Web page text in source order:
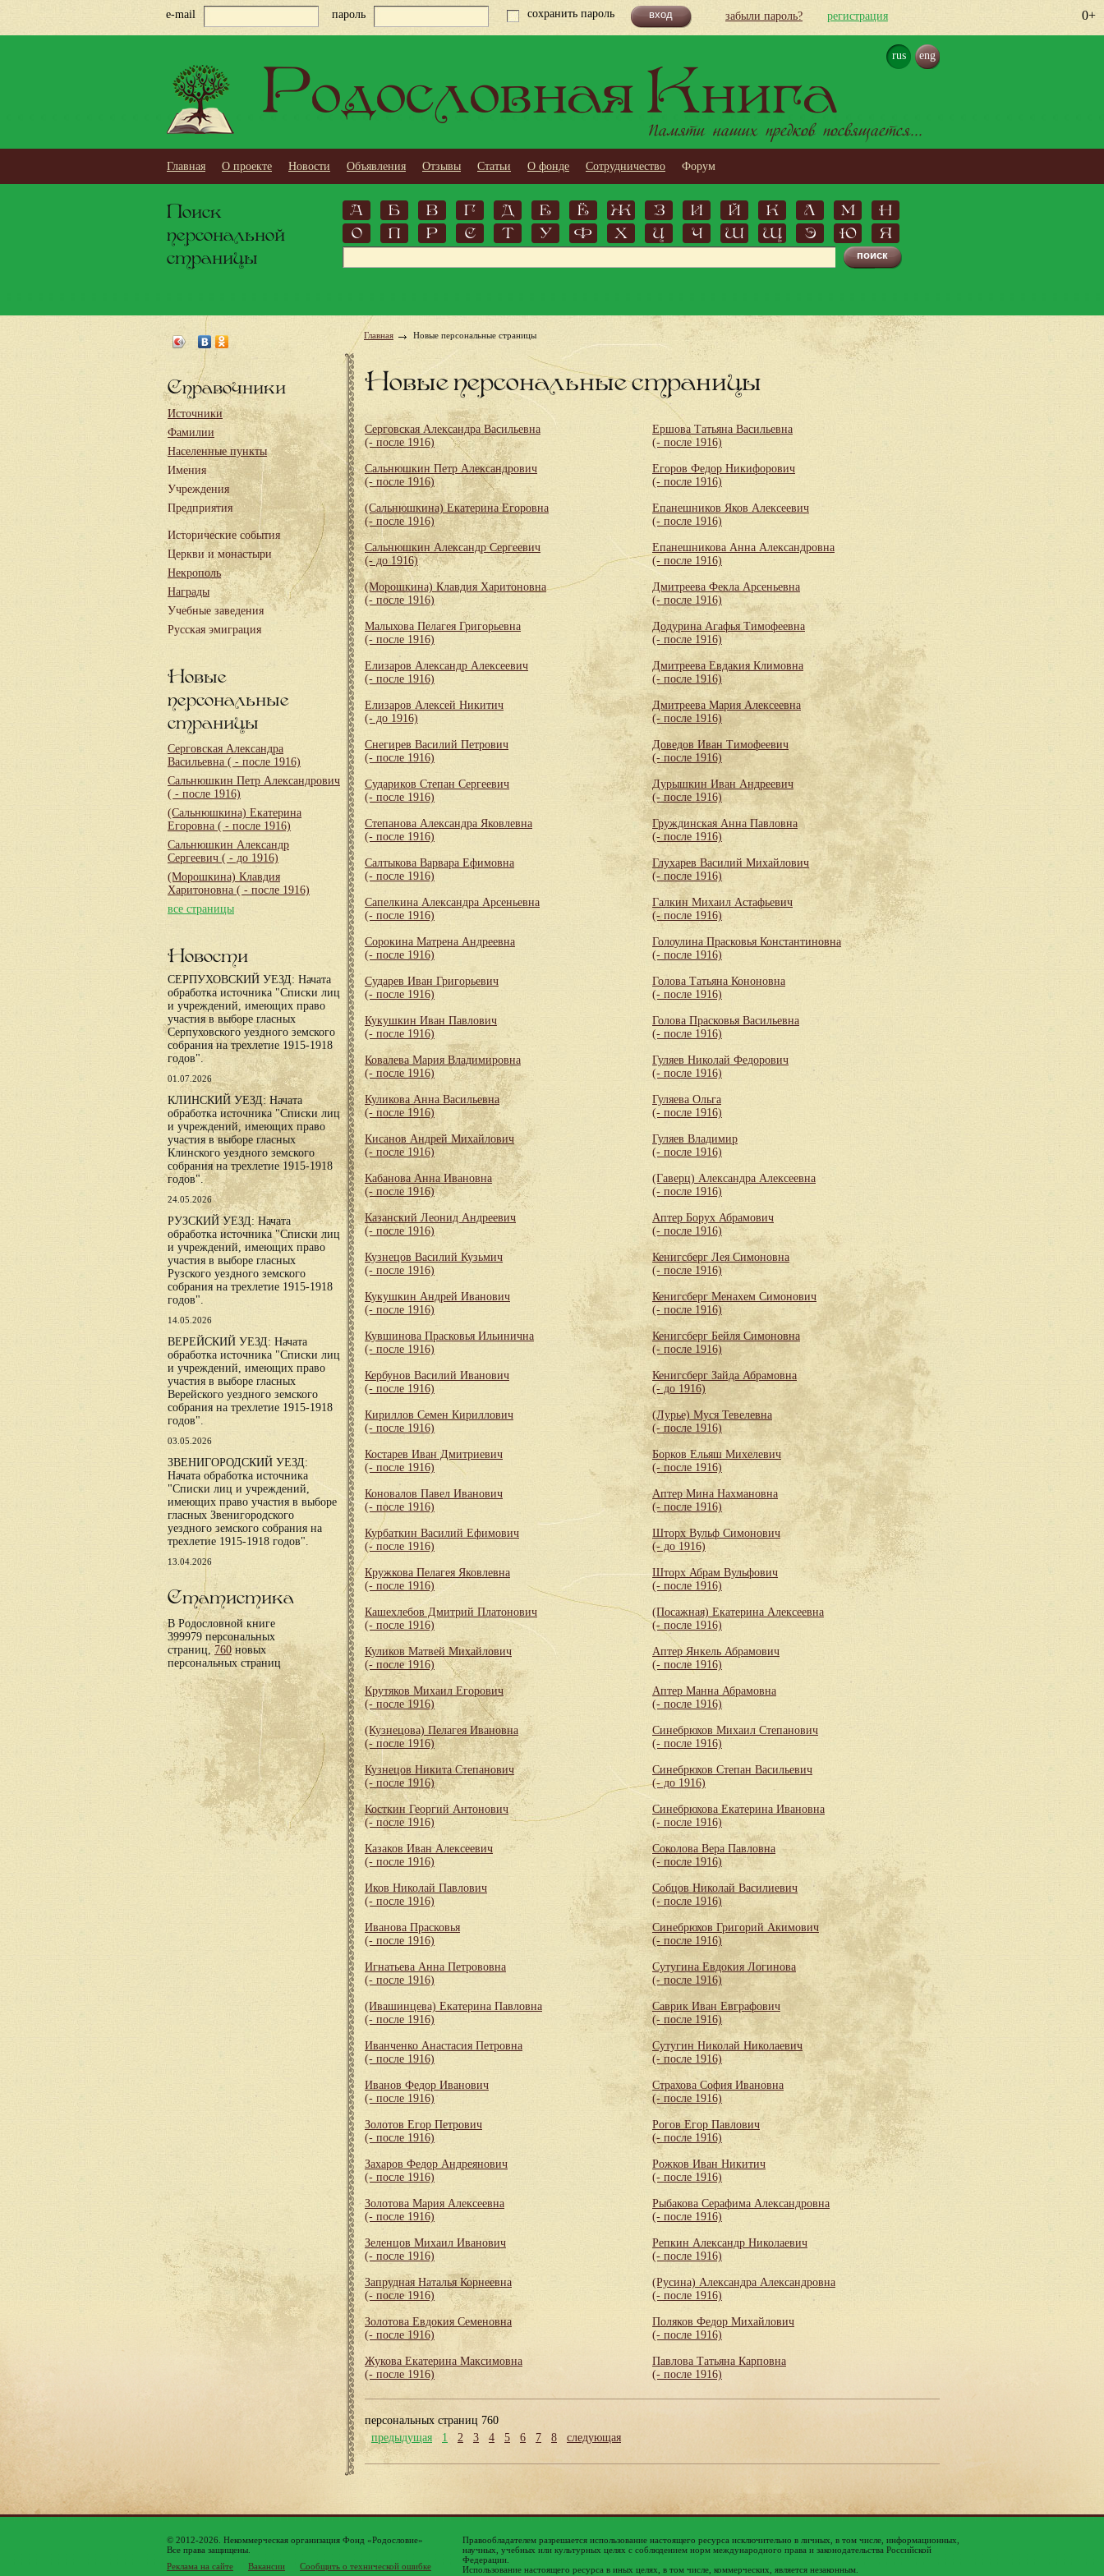
0+
e-mail пароль сохранить пароль забыли пароль? регистрация
rus eng
Родословная Книга
Памяти наших предков посвящается...
Главная О проекте Новости Объявления Отзывы Статьи О фонде Сотрудничество Форум
Поиск
персональной
страницы
А Б В Г Д Е Ё Ж З И Й К Л М
Н
О
П Р С Т У Ф Х Ц Ч Ш Щ Э Ю Я
Справочники
Источники
Фамилии
Населенные пункты
Имения
Учреждения
Предприятия
Исторические события
Церкви и монастыри
Некрополь
Награды
Учебные заведения
Русская эмиграция
Новые
персональные
страницы
Серговская Александра
Васильевна ( - после 1916)
Сальнюшкин Петр Александрович
( - после 1916)
(Сальнюшкина) Екатерина
Егоровна ( - после 1916)
Сальнюшкин Александр
Сергеевич ( - до 1916)
(Морошкина) Клавдия
Харитоновна ( - после 1916)
все страницы
Новости
СЕРПУХОВСКИЙ УЕЗД: Начата
обработка источника "Списки лиц
и учреждений, имеющих право
участия в выборе гласных
Серпуховского уездного земского
собрания на трехлетие 1915-1918
годов".
01.07.2026
КЛИНСКИЙ УЕЗД: Начата
обработка источника "Списки лиц
и учреждений, имеющих право
участия в выборе гласных
Клинского уездного земского
собрания на трехлетие 1915-1918
годов".
24.05.2026
РУЗСКИЙ УЕЗД: Начата
обработка источника "Списки лиц
и учреждений, имеющих право
участия в выборе гласных
Рузского уездного земского
собрания на трехлетие 1915-1918
годов".
14.05.2026
ВЕРЕЙСКИЙ УЕЗД: Начата
обработка источника "Списки лиц
и учреждений, имеющих право
участия в выборе гласных
Верейского уездного земского
собрания на трехлетие 1915-1918
годов".
03.05.2026
ЗВЕНИГОРОДСКИЙ УЕЗД:
Начата обработка источника
"Списки лиц и учреждений,
имеющих право участия в выборе
гласных Звенигородского
уездного земского собрания на
трехлетие 1915-1918 годов".
13.04.2026
Статистика
В Родословной книге
399979 персональных
страниц, 760новых
персональных страниц
Главная Новые персональные страницы
Новые персональные страницы
Серговская Александра Васильевна
(- после 1916)
Сальнюшкин Петр Александрович
(- после 1916)
(Сальнюшкина) Екатерина Егоровна
(- после 1916)
Сальнюшкин Александр Сергеевич
(- до 1916)
(Морошкина) Клавдия Харитоновна
(- после 1916)
Малыхова Пелагея Григорьевна
(- после 1916)
Елизаров Александр Алексеевич
(- после 1916)
Елизаров Алексей Никитич
(- до 1916)
Снегирев Василий Петрович
(- после 1916)
Судариков Степан Сергеевич
(- после 1916)
Степанова Александра Яковлевна
(- после 1916)
Салтыкова Варвара Ефимовна
(- после 1916)
Сапелкина Александра Арсеньевна
(- после 1916)
Сорокина Матрена Андреевна
(- после 1916)
Сударев Иван Григорьевич
(- после 1916)
Кукушкин Иван Павлович
(- после 1916)
Ковалева Мария Владимировна
(- после 1916)
Куликова Анна Васильевна
(- после 1916)
Кисанов Андрей Михайлович
(- после 1916)
Кабанова Анна Ивановна
(- после 1916)
Казанский Леонид Андреевич
(- после 1916)
Кузнецов Василий Кузьмич
(- после 1916)
Кукушкин Андрей Иванович
(- после 1916)
Кувшинова Прасковья Ильинична
(- после 1916)
Кербунов Василий Иванович
(- после 1916)
Кириллов Семен Кириллович
(- после 1916)
Костарев Иван Дмитриевич
(- после 1916)
Коновалов Павел Иванович
(- после 1916)
Курбаткин Василий Ефимович
(- после 1916)
Кружкова Пелагея Яковлевна
(- после 1916)
Кашехлебов Дмитрий Платонович
(- после 1916)
Куликов Матвей Михайлович
(- после 1916)
Крутяков Михаил Егорович
(- после 1916)
(Кузнецова) Пелагея Ивановна
(- после 1916)
Кузнецов Никита Степанович
(- после 1916)
Косткин Георгий Антонович
(- после 1916)
Казаков Иван Алексеевич
(- после 1916)
Иков Николай Павлович
(- после 1916)
Иванова Прасковья
(- после 1916)
Игнатьева Анна Петрововна
(- после 1916)
(Ивашинцева) Екатерина Павловна
(- после 1916)
Иванченко Анастасия Петровна
(- после 1916)
Иванов Федор Иванович
(- после 1916)
Золотов Егор Петрович
(- после 1916)
Захаров Федор Андреянович
(- после 1916)
Золотова Мария Алексеевна
(- после 1916)
Зеленцов Михаил Иванович
(- после 1916)
Запрудная Наталья Корнеевна
(- после 1916)
Золотова Евдокия Семеновна
(- после 1916)
Жукова Екатерина Максимовна
(- после 1916)
Ершова Татьяна Васильевна
(- после 1916)
Егоров Федор Никифорович
(- после 1916)
Епанешников Яков Алексеевич
(- после 1916)
Епанешникова Анна Александровна
(- после 1916)
Дмитреева Фекла Арсеньевна
(- после 1916)
Додурина Агафья Тимофеевна
(- после 1916)
Дмитреева Евдакия Климовна
(- после 1916)
Дмитреева Мария Алексеевна
(- после 1916)
Доведов Иван Тимофеевич
(- после 1916)
Дурышкин Иван Андреевич
(- после 1916)
Груждинская Анна Павловна
(- после 1916)
Глухарев Василий Михайлович
(- после 1916)
Галкин Михаил Астафьевич
(- после 1916)
Голоулина Прасковья Константиновна
(- после 1916)
Голова Татьяна Кононовна
(- после 1916)
Голова Прасковья Васильевна
(- после 1916)
Гуляев Николай Федорович
(- после 1916)
Гуляева Ольга
(- после 1916)
Гуляев Владимир
(- после 1916)
(Гаверц) Александра Алексеевна
(- после 1916)
Аптер Борух Абрамович
(- после 1916)
Кенигсберг Лея Симоновна
(- после 1916)
Кенигсберг Менахем Симонович
(- после 1916)
Кенигсберг Бейля Симоновна
(- после 1916)
Кенигсберг Зайда Абрамовна
(- до 1916)
(Лурье) Муся Тевелевна
(- после 1916)
Борков Ельяш Михелевич
(- после 1916)
Аптер Мина Нахмановна
(- после 1916)
Шторх Вульф Симонович
(- до 1916)
Шторх Абрам Вульфович
(- после 1916)
(Посажная) Екатерина Алексеевна
(- после 1916)
Аптер Янкель Абрамович
(- после 1916)
Аптер Манна Абрамовна
(- после 1916)
Синебрюхов Михаил Степанович
(- после 1916)
Синебрюхов Степан Васильевич
(- до 1916)
Синебрюхова Екатерина Ивановна
(- после 1916)
Соколова Вера Павловна
(- после 1916)
Собцов Николай Василиевич
(- после 1916)
Синебрюхов Григорий Акимович
(- после 1916)
Сутугина Евдокия Логинова
(- после 1916)
Саврик Иван Евграфович
(- после 1916)
Сутугин Николай Николаевич
(- после 1916)
Страхова София Ивановна
(- после 1916)
Рогов Егор Павлович
(- после 1916)
Рожков Иван Никитич
(- после 1916)
Рыбакова Серафима Александровна
(- после 1916)
Репкин Александр Николаевич
(- после 1916)
(Русина) Александра Александровна
(- после 1916)
Поляков Федор Михайлович
(- после 1916)
Павлова Татьяна Карповна
(- после 1916)
персональных страниц 760
предыдущая
1 2 3 4 5 6 7 8 следующая
© 2012-2026. Некоммерческая организация Фонд «Родословие»
Все права защищены.
Реклама на сайте
Вакансии Сообщить о технической ошибке
Правообладателем разрешается использование настоящего ресурса исключительно в личных, в том числе, информационных,
научных, учебных или культурных целях с соблюдением норм международного права и законодательства Российской
Федерации.
Использование настоящего ресурса в иных целях, в том числе, коммерческих, является незаконным.